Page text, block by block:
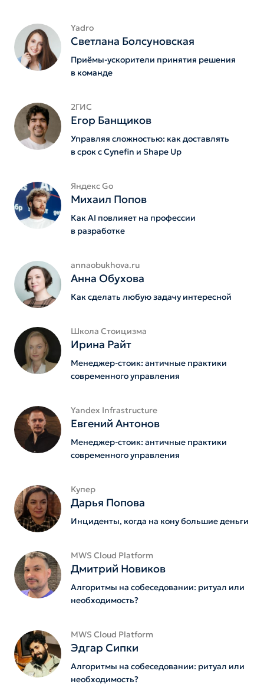
Yadro
Светлана Болсуновская
Приёмы-ускорители принятия решения
в команде
2ГИС
Егор Банщиков
Управляя сложностью: как доставлять
в срок с Cynefin и Shape Up
Яндекс Go
Михаил Попов
Как AI повлияет на профессии
в разработке
annaobukhova.ru
Анна Обухова
Как сделать любую задачу интересной
Школа Стоицизма
Ирина Райт
Менеджер-стоик: античные практики
современного управления
Yandex Infrastructure
Евгений Антонов
Менеджер-стоик: античные практики
современного управления
Купер
Дарья Попова
Инциденты, когда на кону большие деньги
MWS Cloud Platform
Дмитрий Новиков
Алгоритмы на собеседовании: ритуал или
необходимость?
MWS Cloud Platform
Эдгар Сипки
Алгоритмы на собеседовании: ритуал или
необходимость?